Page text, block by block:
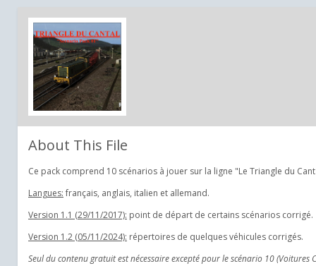
About This File
Ce pack comprend 10 scénarios à jouer sur la ligne "Le Triangle du
Langues: français, anglais, italien et allemand.
Version 1.1 (29/11/2017): point de départ de certains scénarios corrigé.
Version 1.2 (05/11/2024): répertoires de quelques véhicules corrigés.
Seul du contenu gratuit est nécessaire excepté pour le scénario 10 (Voitures